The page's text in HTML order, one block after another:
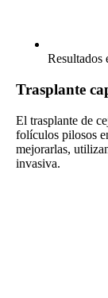
Resultados
Trasplante
El trasplante de
folículos pilosos
mejorarlas,
invasiva.